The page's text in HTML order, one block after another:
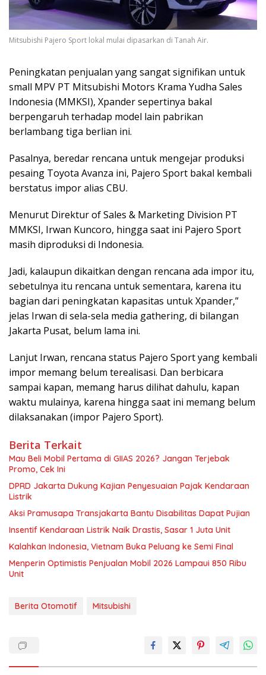
Mitsubishi Pajero Sport lokal mulai dipasarkan di Tanah Air.
Peningkatan penjualan yang sangat signifikan untuk
small MPV PT Mitsubishi Motors Krama Yudha Sales
Indonesia (MMKSI), Xpander sepertinya bakal
berpengaruh terhadap model lain pabrikan
berlambang tiga berlian ini.
Pasalnya, beredar rencana untuk mengejar produksi
pesaing Toyota Avanza ini, Pajero Sport bakal kembali
berstatus impor alias CBU.
Menurut Direktur of Sales & Marketing Division PT
MMKSI, Irwan Kuncoro, hingga saat ini Pajero Sport
masih diproduksi di Indonesia.
Jadi, kalaupun dikaitkan dengan rencana ada impor itu,
sebetulnya itu rencana untuk sementara, karena itu
bagian dari peningkatan kapasitas untuk Xpander,”
jelas Irwan di sela-sela media gathering, di bilangan
Jakarta Pusat, belum lama ini.
Lanjut Irwan, rencana status Pajero Sport yang kembali
impor memang belum terealisasi. Dan berbicara
sampai kapan, memang harus dilihat dahulu, kapan
waktu mulainya, karena hingga saat ini memang belum
dilaksanakan (impor Pajero Sport).
Berita Terkait
Mau Beli Mobil Pertama di GIIAS 2026? Jangan Terjebak
Promo, Cek Ini
DPRD Jakarta Dukung Kajian Penyesuaian Pajak Kendaraan
Listrik
Aksi Pramusapa Transjakarta Bantu Disabilitas Dapat Pujian
Insentif Kendaraan Listrik Naik Drastis, Sasar 1 Juta Unit
Kalahkan Indonesia, Vietnam Buka Peluang ke Semi Final
Menperin Optimistis Penjualan Mobil 2026 Lampaui 850 Ribu
Unit
Berita Otomotif Mitsubishi